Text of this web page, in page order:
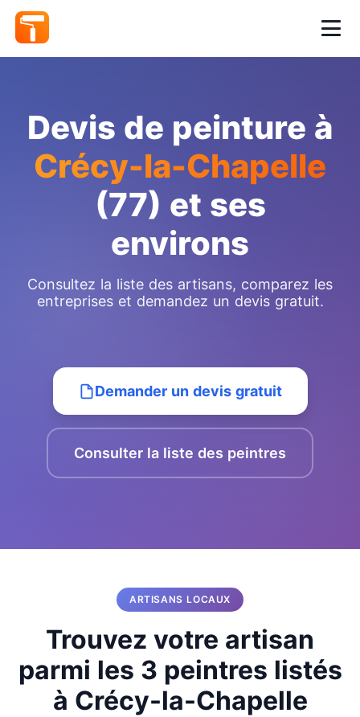
Devis de peinture à
Crécy-la-Chapelle
(77) et ses
environs
Consultez la liste des artisans, comparez les
entreprises et demandez un devis gratuit.
Demander un devis gratuit
Consulter la liste des peintres
ARTISANS LOCAUX
Trouvez votre artisan
parmi les 3 peintres listés
à Crécy-la-Chapelle